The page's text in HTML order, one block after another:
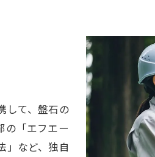
して、盤石の
の「エフエー
」など、独自